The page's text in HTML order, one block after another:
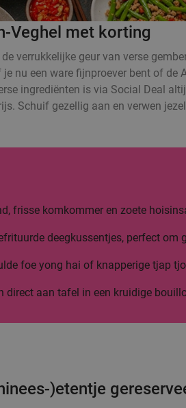
Veghel met korting
verrukkelijke geur van verse
nu een ware fijnproever bent of
ingrediënten is via Social Deal
Schuif gezellig aan en verwen
frisse komkommer en zoete
deegkussentjes, perfect om
foe yong hai of knapperige tjap
direct aan tafel in een kruidige
)etentje